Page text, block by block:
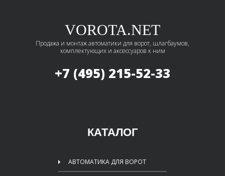
VOROTA.NET
Продажа и монтаж автоматики для ворот, шлагбаумов,
комплектующих и аксессуаров к ним
+7 (495) 215-52-33
КАТАЛОГ
АВТОМАТИКА ДЛЯ ВОРОТ